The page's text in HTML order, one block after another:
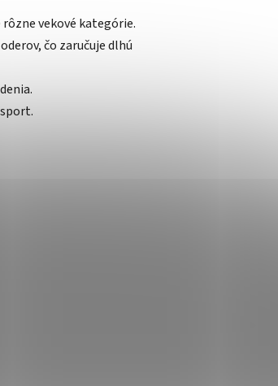
vekové kategórie.
čo zaručuje dlhú